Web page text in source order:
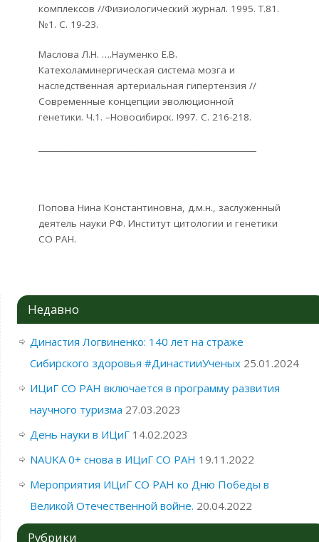
комплексов //Физиологический журнал. 1995. Т.81.
№1. С. 19-23.
Маслова Л.Н. ….Науменко Е.В.
Катехоламинергическая система мозга и
наследственная артериальная гипертензия //
Современные концепции эволюционной
генетики. Ч.1. –Новосибирск. !997. С. 216-218.
Попова Нина Константиновна, д.м.н., заслуженный
деятель науки РФ. Институт цитологии и генетики
СО РАН.
Недавно
Династия Логвиненко: 140 лет на страже
Сибирского здоровья #ДинастииУченых 25.01.2024
ИЦиГ СО РАН включается в программу развития
научного туризма 27.03.2023
День науки в ИЦиГ 14.02.2023
NAUKA 0+ снова в ИЦиГ СО РАН 19.11.2022
Мероприятия ИЦиГ СО РАН ко Дню Победы в
Великой Отечественной войне. 20.04.2022
Рубрики